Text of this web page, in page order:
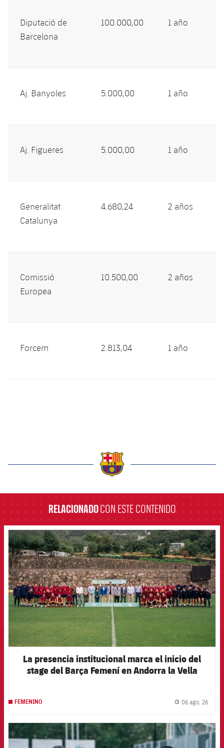
Diputació de
Barcelona
100.000,00 1 año
Aj. Banyoles 5.000,00 1 año
Aj. Figueres 5.000,00 1 año
Generalitat
Catalunya
4.680,24 2 años
Comissió
Europea
10.500,00 2 años
Forcem 2.813,04 1 año
RELACIONADOCON ESTE CONTENIDO
FCB Barcelona badge
La presencia institucional marca el inicio del
stage del Barça Femení en Andorra la Vella
FEMENINO 06 ago. 26
FCB Barcelona badge